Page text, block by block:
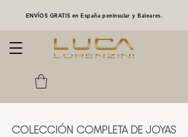
ENVÍOS GRATIS en España peninsular y Baleares.
COLECCIÓN COMPLETA DE JOYAS